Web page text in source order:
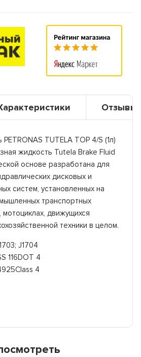
Отзывы
TUTELA TOP 4/S (1л)
жидкость Tutela Brake Fluid
основе разработана для
дисковых и
систем, установленных на
транспортных
мотоциклах, движущихся
техники в целом.
J1704
116DOT 4
4